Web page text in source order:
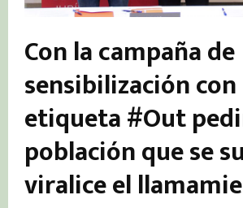
Con la campaña de
sensibilización con
etiqueta #Out
población que se
viralice el